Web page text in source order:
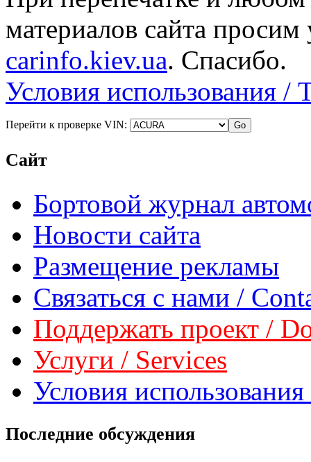
материалов сайта просим
carinfo.kiev.ua. Спасибо.
Условия использования /
Перейти к проверке VIN:
Сайт
Бортовой журнал
Новости сайта
Размещение рекламы
Связаться с нами /
Поддержать проект /
Услуги / Services
Условия
Последние обсуждения